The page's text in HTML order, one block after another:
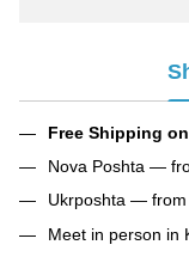
Free Shipping
Nova Poshta —
Ukrposhta — from
Meet in person in